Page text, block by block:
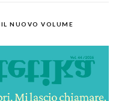
NUOVO VOLUME